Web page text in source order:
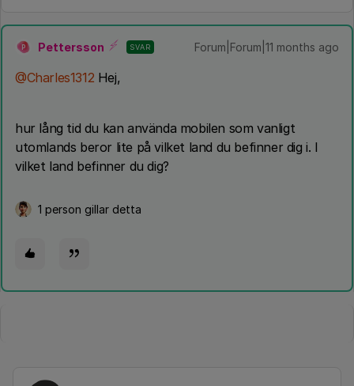
P Pettersson SVAR Forum|Forum|11 months ago
@Charles1312 Hej,
hur lång tid du kan använda mobilen som vanligt
utomlands beror lite på vilket land du befinner dig i. I
vilket land befinner du dig?
1 person gillar detta